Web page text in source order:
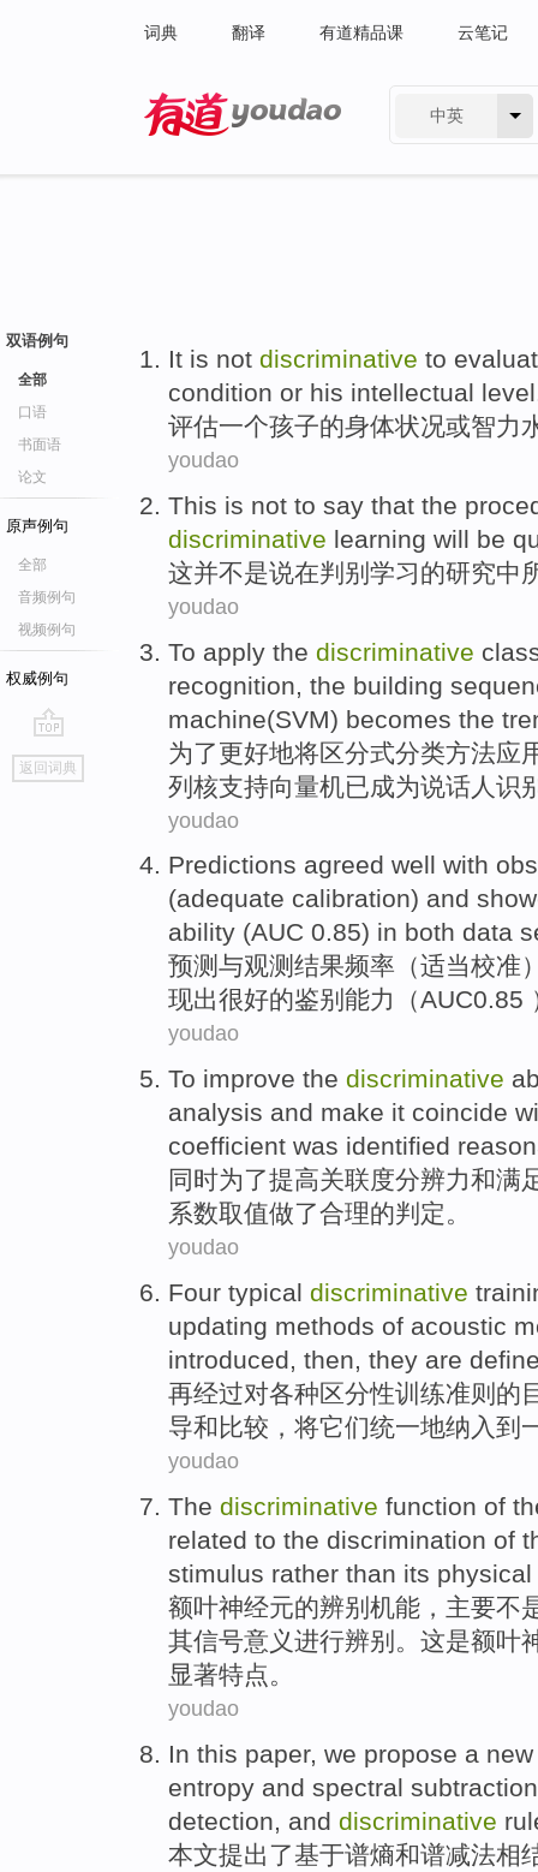
词典 翻译 有道精品课 云笔记
中英
双语例句
全部
口语
书面语
论文
原声例句
全部
音频例句
视频例句
权威例句
go
top
返回词典
It is not discriminative to
condition or his intellectual level
评估一个孩子的身体状况或智力
youdao
This is not to say that the
discriminative learning will be
这并不是说在判别 学习的研究中
youdao
To apply the discriminative
recognition , the building
machine(SVM) becomes the
为了更好地将区分式分类方法应
列 核支持向量机已成为说话人识
youdao
Predictions agreed well with
(adequate calibration) and
ability (AUC 0.85) in both data
预测 与观测 结果频率 （适当校准
现出很好的鉴别 能力 （AUC0.85
youdao
To improve the discriminative
analysis and make it coincide
coefficient was identified
同时为了提高关联度分辨力和满
系数取值做了合理的判定。
youdao
Four typical discriminative
updating methods of acoustic
introduced, then, they are
再经过对各种区分性训练准则 的
导和比较，将它们统一地纳入到
youdao
The discriminative function of
related to the discrimination of
stimulus rather than its physical
额叶神经元的辨别 机能， 主要不
其信号意义进行辨别 。这是额叶
显著特点。
youdao
In this paper, we propose a
entropy and spectral
detection
and discriminative
本文提出了基于谱熵和谱减法相